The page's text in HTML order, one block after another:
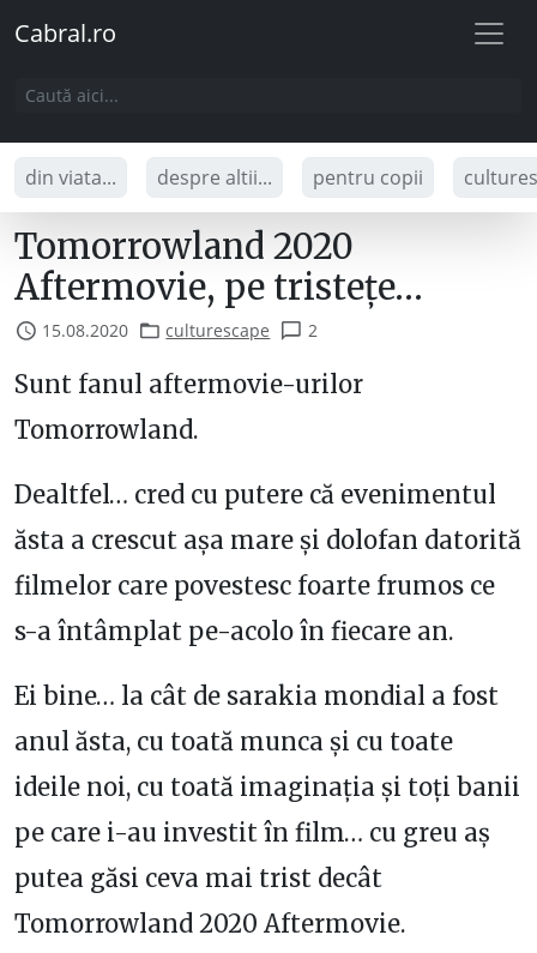
Cabral.ro
din viata... despre altii... pentru copii
Tomorrowland 2020
Aftermovie, pe tristețe…
15.08.2020 culturescape 2
Sunt fanul aftermovie-urilor
Tomorrowland.
Dealtfel… cred cu putere că evenimentul
ăsta a crescut așa mare și dolofan datorită
filmelor care povestesc foarte frumos ce
s-a întâmplat pe-acolo în fiecare an.
Ei bine… la cât de sarakia mondial a fost
anul ăsta, cu toată munca și cu toate
ideile noi, cu toată imaginația și toți banii
pe care i-au investit în film… cu greu aș
putea găsi ceva mai trist decât
Tomorrowland 2020 Aftermovie.